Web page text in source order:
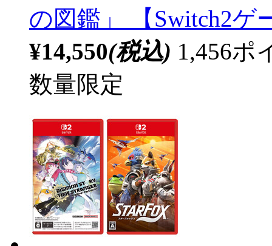
の図鑑」 【Switch2ゲ
¥14,550(税込) 1,456ポ
数量限定